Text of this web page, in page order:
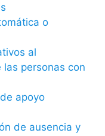
o
al
personas con
apoyo
de ausencia y